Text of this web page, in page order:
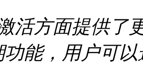
活方面提供了
功能，用户可